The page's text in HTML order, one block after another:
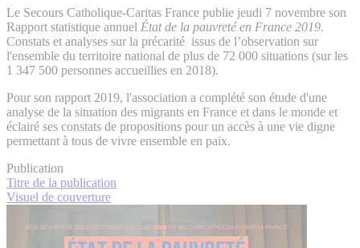
Le Secours Catholique-Caritas France publie jeudi 7 novembre son
Rapport statistique annuel État de la pauvreté en France 2019.
Constats et analyses sur la précarité issus de l’observation sur
l'ensemble du territoire national de plus de 72 000 situations (sur les
1 347 500 personnes accueillies en 2018).
Pour son rapport 2019, l'association a complété son étude d'une
analyse de la situation des migrants en France et dans le monde et
éclairé ses constats de propositions pour un accès à une vie digne
permettant à tous de vivre ensemble en paix.
Publication
Titre de la publication
Visuel de couverture